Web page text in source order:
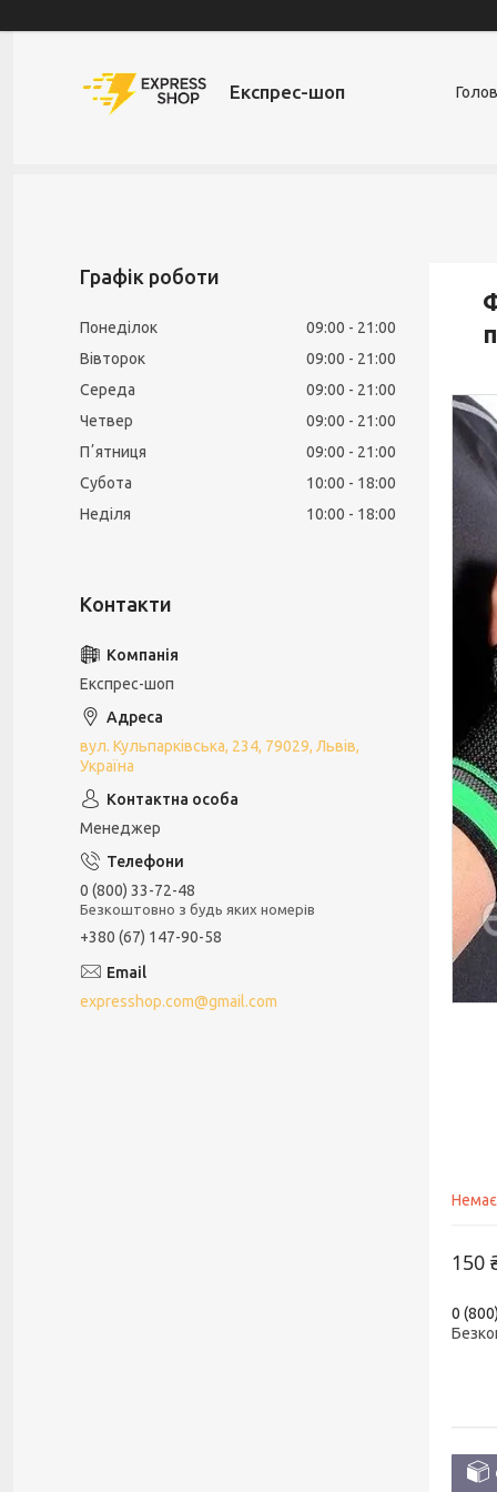
Експрес-шоп
Немає
150
0
Графік роботи
Понеділок 09:00
21:00
Вівторок
09:00
21:00
Середа
09:00
21:00
Четвер
09:00
21:00
Пʼятниця
09:00
21:00
Субота
10:00
18:00
Неділя
10:00 18:00
Експрес-шоп
вул. Кульпарківська, 234, 79029, Львів,
Україна
Менеджер
0 (800) 33-72-48
Безкоштовно з будь яких номерів
+380 (67) 147-90-58
expresshop.com@gmail.com